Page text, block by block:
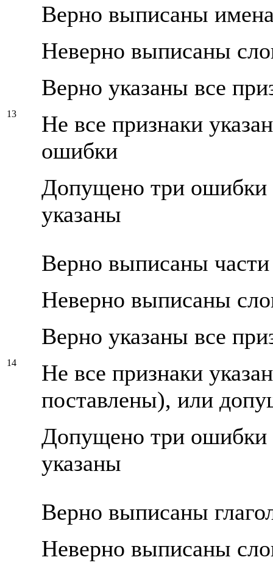
13
Верно выписаны
Неверно выписаны
Верно указаны все
Не все признаки
ошибки
Допущено три ошибки
указаны
14
Верно выписаны
Неверно выписаны
Верно указаны все
Не все признаки
поставлены), или
Допущено три ошибки
указаны
Верно выписаны
Неверно выписаны